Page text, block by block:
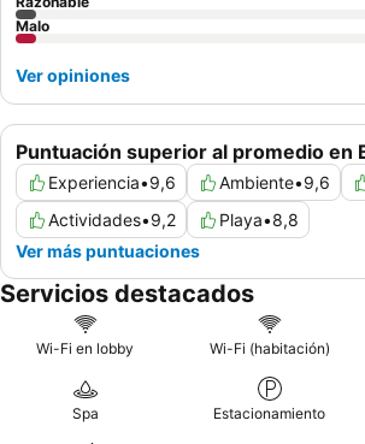
Puntuación superior al promedio en
Experiencia•9,6 Ambiente•9,6
Actividades•9,2 Playa•8,8
Ver más puntuaciones
Malo
Ver opiniones
Servicios destacados
Wi-Fi en lobby Wi-Fi (habitación)
Spa Estacionamiento